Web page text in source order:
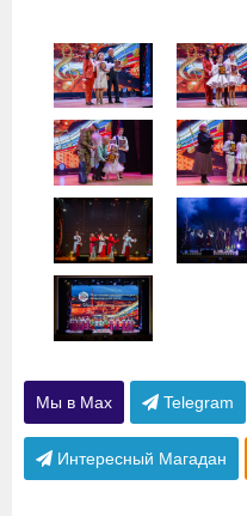
Мы в Max Telegram
Интересный Магадан